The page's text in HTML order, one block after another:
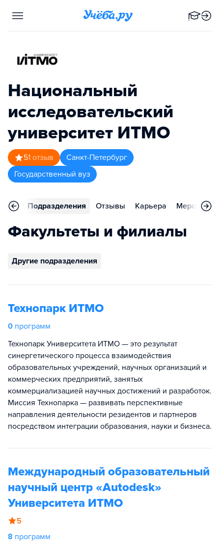
Национальный
исследовательский
университет ИТМО
51 отзыв
Санкт-Петербург
Государственный вуз
Подразделения Отзывы Карьера
Факультеты и филиалы
Другие подразделения
Технопарк ИТМО
0 программ
Технопарк Университета ИТМО — это результат
синергетического процесса взаимодействия
образовательных учреждений, научных организаций и
коммерческих предприятий, занятых
коммерциализацией научных достижений и разработок.
Миссия Технопарка — развивать перспективные
направления деятельности резидентов и партнеров
посредством интеграции образования, науки и бизнеса.
Международный образовательный
научный центр «Autodesk»
Университета ИТМО
5
8 программ